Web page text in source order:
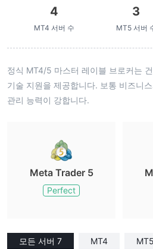
4
MT4 서버 수
3
MT5 서버
정식 MT4/5 마스터 레이블 브로커는
기술 지원을 제공합니다. 보통 비즈니
관리 능력이 강합니다.
Meta Trader 5
Perfect
모든 서버 7 MT4 MT5